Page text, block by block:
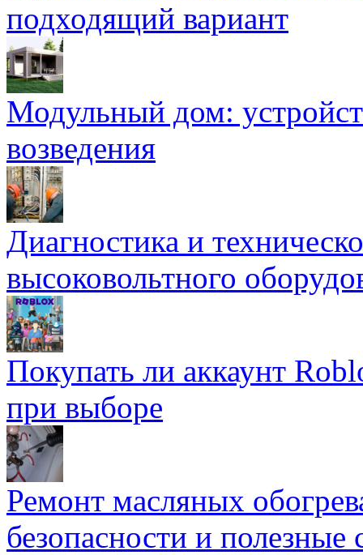
подходящий вариант
Модульный дом:
возведения
Диагностика и
высоковольтного
Покупать ли аккаунт
при выборе
Ремонт масляных
безопасности и полезные